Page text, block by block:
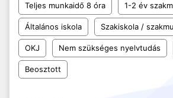
Teljes munkaidő 8 óra 1-2 év
Általános iskola Szakiskola /
OKJ Nem szükséges nyelvtudás
Beosztott